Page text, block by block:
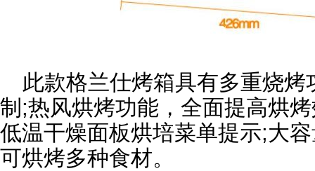
此款格兰仕烤箱具有多重烧
制;热风烘烤功能，全面提高烘
低温干燥面板烘培菜单提示;大
可烘烤多种食材。